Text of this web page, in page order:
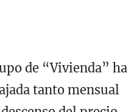
de “Vivienda” ha
tanto mensual